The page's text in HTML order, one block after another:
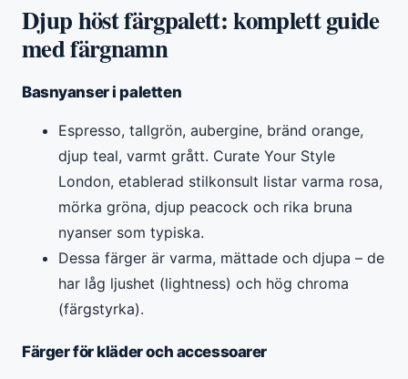
Djup höst färgpalett: komplett guide
med färgnamn
Basnyanser i paletten
Espresso, tallgrön, aubergine, bränd orange,
djup teal, varmt grått. Curate Your Style
London, etablerad stilkonsult listar varma rosa,
mörka gröna, djup peacock och rika bruna
nyanser som typiska.
Dessa färger är varma, mättade och djupa – de
har låg ljushet (lightness) och hög chroma
(färgstyrka).
Färger för kläder och accessoarer